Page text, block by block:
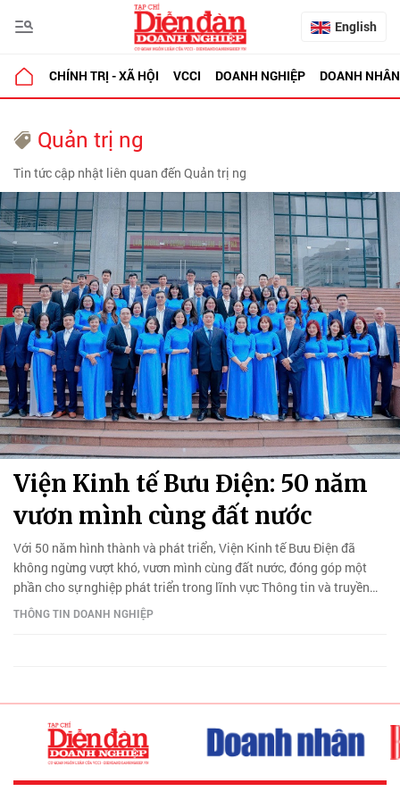
English
CHÍNH TRỊ - XÃ HỘI VCCI DOANH NGHIỆP DOANH NHÂN
Quản trị ng
Tin tức cập nhật liên quan đến Quản trị ng
Viện Kinh tế Bưu Điện: 50 năm
vươn mình cùng đất nước
Với 50 năm hình thành và phát triển, Viện Kinh tế Bưu Điện đã
không ngừng vượt khó, vươn mình cùng đất nước, đóng góp một
phần cho sự nghiệp phát triển trong lĩnh vực Thông tin và truyền
thông.
THÔNG TIN DOANH NGHIỆP